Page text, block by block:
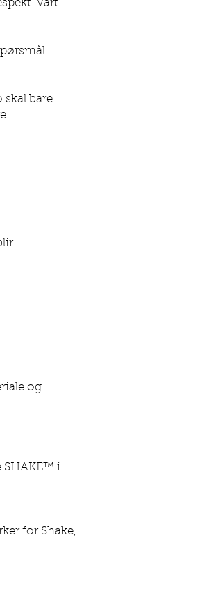
Vårt
skal bare
og
SHAKE™ i
for Shake,